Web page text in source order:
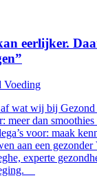
eerlijker.
Voeding
wat wij bij
meer dan
voor: maak
aan een
experte